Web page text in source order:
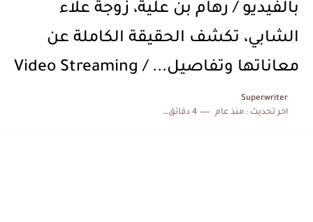
بالفيديو / رهام بن علية، زوجة علاء
الشابي، تكشف الحقيقة الكاملة عن
معاناتها وتفاصيل... / Video Streaming
Superwriter
اخر تحديث :منذ عام 4 دقائق للقراءة